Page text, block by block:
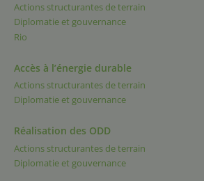
Actions structurantes de terrain
Diplomatie et gouvernance
Rio
Accès à l’énergie durable
Actions structurantes de terrain
Diplomatie et gouvernance
Réalisation des ODD
Actions structurantes de terrain
Diplomatie et gouvernance